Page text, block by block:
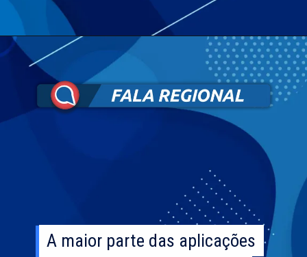
A maior parte das aplicações
A maior parte das aplicações